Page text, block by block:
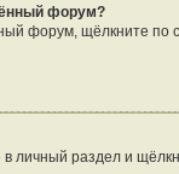
форум?
форум, щёлкните по
личный раздел и